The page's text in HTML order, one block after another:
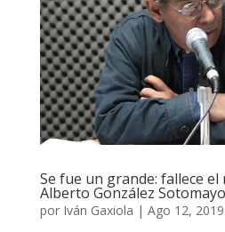
Se fue un grande: fallece
Alberto González
por Iván Gaxiola | Ago 12, 2019